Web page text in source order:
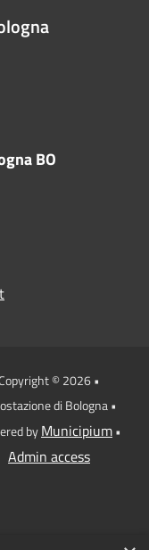
BO
© 2026 •
di Bologna •
byMunicipium•
Admin access